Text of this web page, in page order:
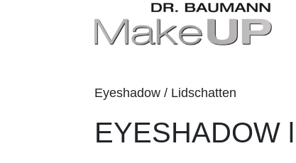
Eyeshadow / Lidschatten
EYESHADOW